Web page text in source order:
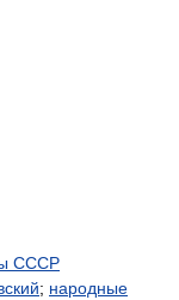
СССР
; народные